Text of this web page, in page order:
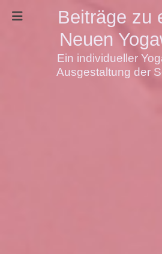
Beiträge zu
Neuen
Ein individueller
Ausgestaltung der